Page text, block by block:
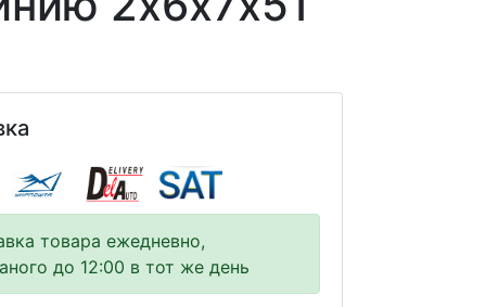
товара ежедневно,
до 12:00 в тот же день